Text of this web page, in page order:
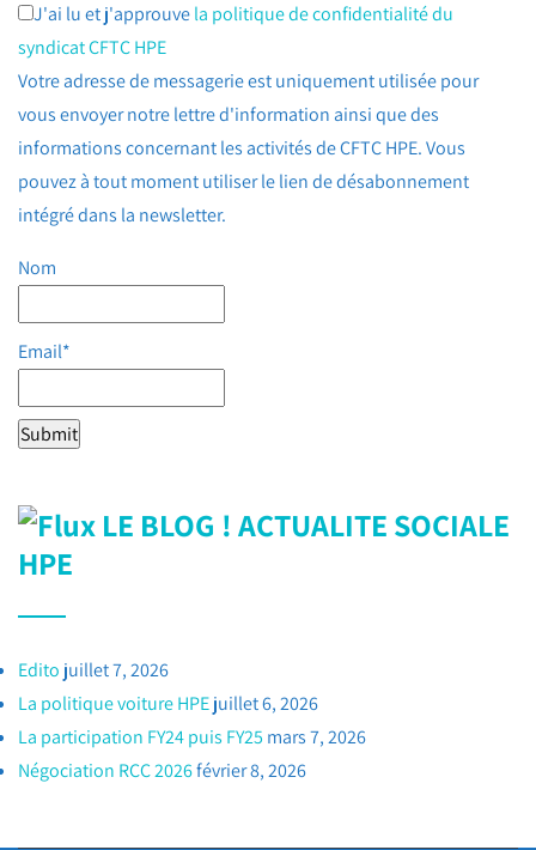
J'ai lu et j'approuvela politique de confidentialité du
syndicat CFTC HPE
Votre adresse de messagerie est uniquement utilisée pour
vous envoyer notre lettre d'information ainsi que des
informations concernant les activités de CFTC HPE. Vous
pouvez à tout moment utiliser le lien de désabonnement
intégré dans la newsletter.
Nom
Email*
LE BLOG ! ACTUALITE SOCIALE
HPE
Edito juillet 7, 2026
La politique voiture HPEjuillet 6, 2026
La participation FY24 puis FY25 mars 7, 2026
Négociation RCC 2026février 8, 2026